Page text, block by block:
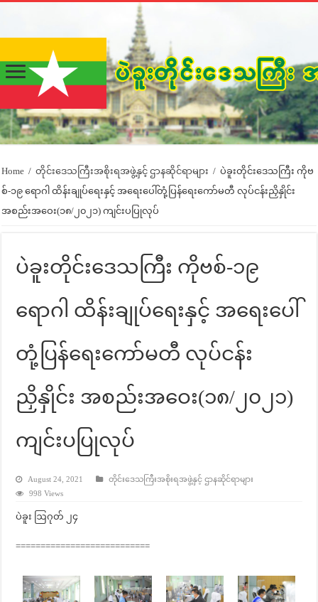
Home / တိုင်းဒေသကြီးအစိုးရအဖွဲ့နှင့် ဌာနဆိုင်ရာများ / ပဲခူးတိုင်းဒေသကြီး ကိုဗ
စ်-၁၉ ရောဂါ ထိန်းချုပ်ရေးနှင့် အရေးပေါ်တုံ့ပြန်ရေးကော်မတီ လုပ်ငန်းညှိနှိုင်း
အစည်းအဝေး(၁၈/၂၀၂၁) ကျင်းပပြုလုပ်
ပဲခူးတိုင်းဒေသကြီး ကိုဗစ်-၁၉
ရောဂါ ထိန်းချုပ်ရေးနှင့် အရေးပေါ်
တုံ့ပြန်ရေးကော်မတီ လုပ်ငန်း
ညှိနှိုင်း အစည်းအဝေး(၁၈/၂၀၂၁)
ကျင်းပပြုလုပ်
August 24, 2021
တိုင်းဒေသကြီးအစိုးရအဖွဲ့နှင့် ဌာနဆိုင်ရာများ
998 Views
ပဲခူး ဩဂုတ် ၂၄
===========================